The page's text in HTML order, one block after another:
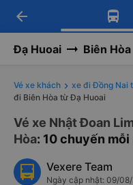
Tải app
Nhận ưu
Tải app
-30k/ghế
arrow_back
Đạ Huoai Biên Hòa
Vé xe khách xe đi Đồng Nai
đi Biên Hòa từ Đạ Huoai
Vé xe Nhật Đoan
Hòa: 10 chuyến mỗi
Vexere Team
Ngày cập nhật: 09/